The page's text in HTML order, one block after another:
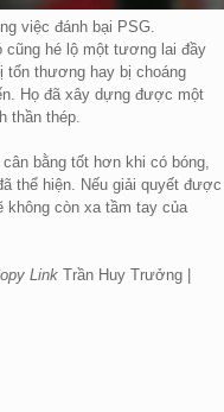
việc đánh bại PSG.
cũng hé lộ một tương lai đầy
tổn thương hay bị choáng
Họ đã xây dựng được một
thần thép.
bằng tốt hơn khi có bóng,
thể hiện. Nếu giải quyết được
không còn xa tầm tay của
Link Trần Huy Trưởng |